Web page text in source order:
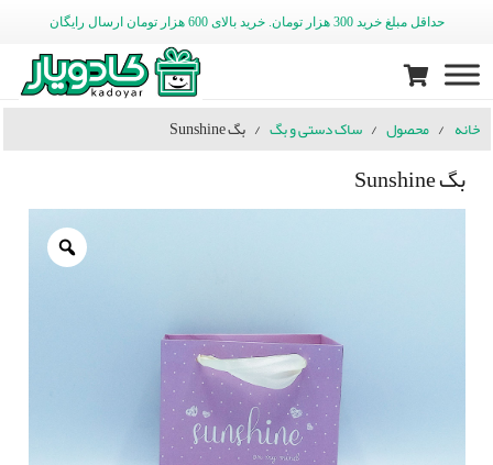
حداقل مبلغ خرید 300 هزار تومان. خرید بالای 600 هزار تومان ارسال رایگان
خانه / محصول / ساک دستی و بگ / بگ Sunshine
بگ Sunshine